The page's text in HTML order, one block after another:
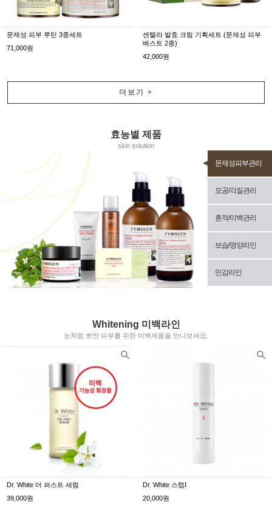
문제성 피부 루틴 3종세트
71,000원
센텔라 발효 크림 기획세트 (문제성 피부
베스트 2종)
42,000원
더보기 +
효능별 제품
skin solution
문제성피부관리
모공/각질관리
흔적/미백관리
보습/영양라인
민감라인
Whitening 미백라인
눈처럼 뽀얀 피부를 위한 미백제품을 만나보세요.
Dr. White 더 퍼스트 세럼
39,000원
Dr. White 스텝Ⅰ
20,000원